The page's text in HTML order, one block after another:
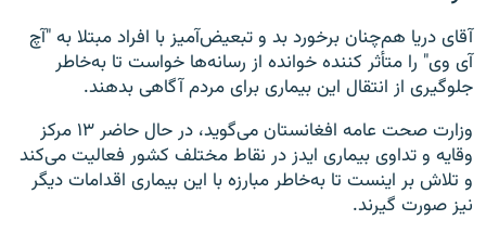
آقای دریا هم‌چنان برخورد بد و تبعیض‌آمیز با افراد مبتلا به "آچ‌
آی وی" را متأثر کننده خوانده از رسانه‌ها خواست تا به‌خاطر
جلوگیری از انتقال این بیماری برای مردم آگاهی بدهند.
وزارت صحت عامه افغانستان می‌گوید، در حال حاضر ۱۳ مرکز
وقایه و تداوی بیماری ایدز در نقاط مختلف کشور فعالیت می‌کند
و تلاش بر اینست تا به‌خاطر مبارزه با این بیماری اقدامات دیگر
نیز صورت گیرند.